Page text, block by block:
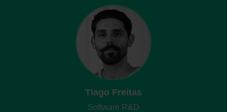
Tiago Freitas
Software R&D